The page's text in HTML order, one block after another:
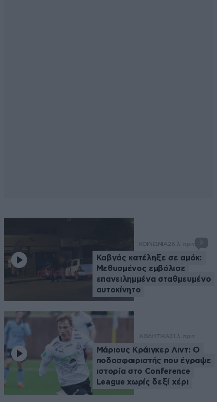
ΚΟΙΝΩΝΙΑ 26 λ. πριν 3
Καβγάς κατέληξε σε αμόκ:
Μεθυσμένος εμβόλισε
επανειλημμένα σταθμευμένο
αυτοκίνητο
ΑΘΛΗΤΙΚΑ31 λ. πριν
Μάριους Κράιγκερ Λιντ: Ο
ποδοσφαιριστής που έγραψε
ιστορία στο Conference
League χωρίς δεξί χέρι